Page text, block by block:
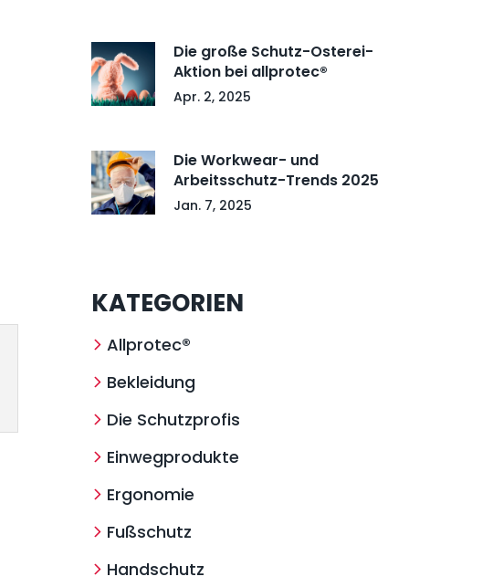
Die große Schutz-Osterei-
Aktion bei allprotec®
Apr. 2, 2025
Die Workwear- und
Arbeitsschutz-Trends 2025
Jan. 7, 2025
KATEGORIEN
Allprotec®
Bekleidung
Die Schutzprofis
Einwegprodukte
Ergonomie
Fußschutz
Handschutz